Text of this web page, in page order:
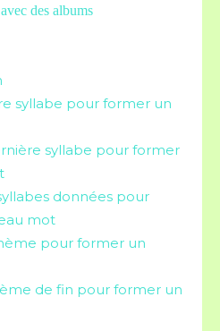
des albums
syllabe pour former un
syllabe pour former
données pour
mot
pour former un
de fin pour former un